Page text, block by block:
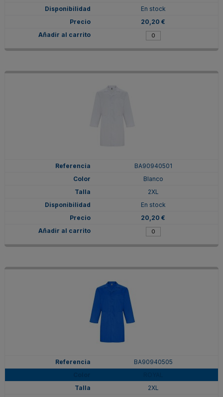
En stock
20,20 €
BA90940501
Blanco
2XL
En stock
20,20 €
BA90940505
2XL